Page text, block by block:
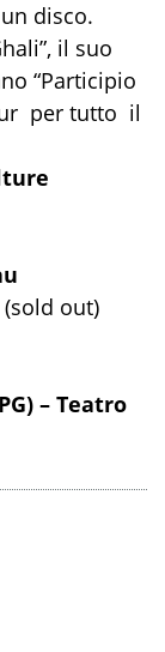
disco.
il suo
“Participio
per tutto il
(sold out)
– Teatro